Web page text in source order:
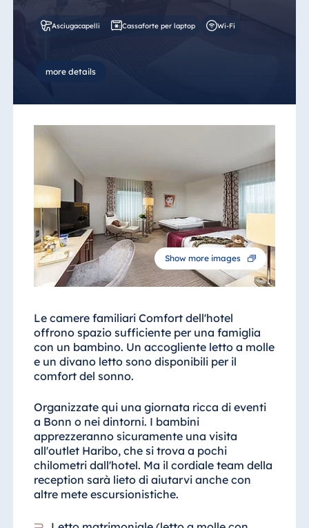
Asciugacapelli Cassaforte per laptop Wi-Fi
more details
Show more images
Le camere familiari Comfort dell'hotel
offrono spazio sufficiente per una famiglia
con un bambino. Un accogliente letto a molle
e un divano letto sono disponibili per il
comfort del sonno.
Organizzate qui una giornata ricca di eventi
a Bonn o nei dintorni. I bambini
apprezzeranno sicuramente una visita
all'outlet Haribo, che si trova a pochi
chilometri dall'hotel. Ma il cordiale team della
reception sarà lieto di aiutarvi anche con
altre mete escursionistiche.